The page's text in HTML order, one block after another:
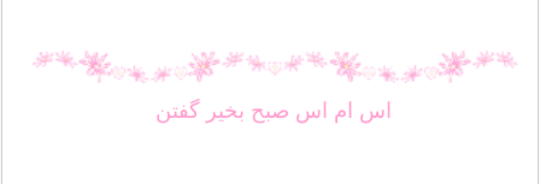
اس ام اس صبح بخیر گفتن